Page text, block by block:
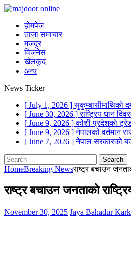
होमपेज
ताजा समाचार
मजदुर
विजनेस
खेलकुद
अन्य
News Ticker
[ July 1, 2026 ]सुकुम्बासीमाथिको
[ June 30, 2026 ]राष्ट्रिय धान
[ June 9, 2026 ]कोशी प्रदेशको
[ June 9, 2026 ]नेपालको वर्तमान
[ June 7, 2026 ]नेपाल सरकारको
Search
for:
HomeBreaking Newsराष्ट्र बचाउन
राष्ट्र बचाउन जनताको
November 30, 2025 Jaya Bahadur